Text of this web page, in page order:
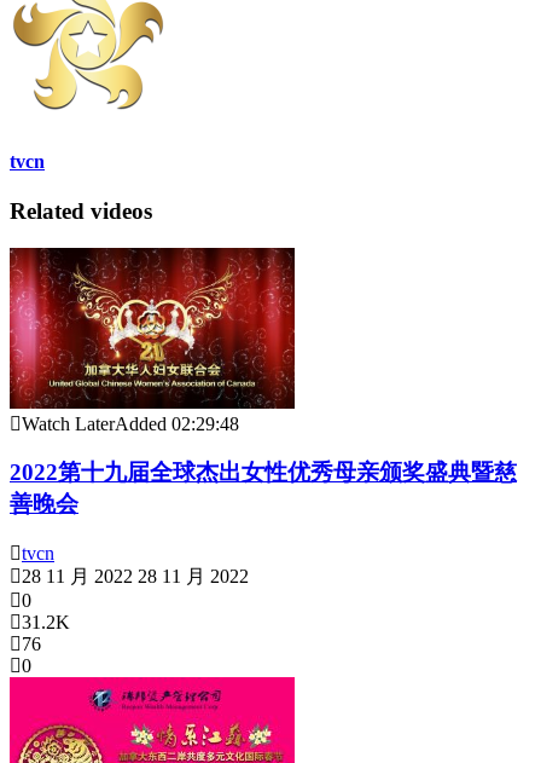
tvcn
Related videos
Watch LaterAdded 02:29:48
2022第十九届全球杰出女性优秀母亲颁奖盛典暨慈
善晚会
tvcn
28 11 月 2022 28 11 月 2022
0
31.2K
76
0